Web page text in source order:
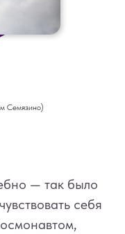
Семязино)
— так было
себя